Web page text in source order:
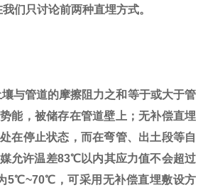
们只讨论前两种直埋方式。
与管道的摩擦阻力之和等于或大于管
能，被储存在管道壁上；无补偿直埋
在停止状态，而在弯管、出土段等自
允许温差83℃以内其应力值不会超过
5℃~70℃，可采用无补偿直埋敷设方